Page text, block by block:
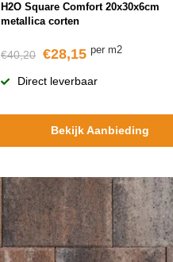
H2O Square Comfort 20x30x6cm
metallica corten
€40,20 €28,15 per m2
Direct leverbaar
Bekijk Aanbieding